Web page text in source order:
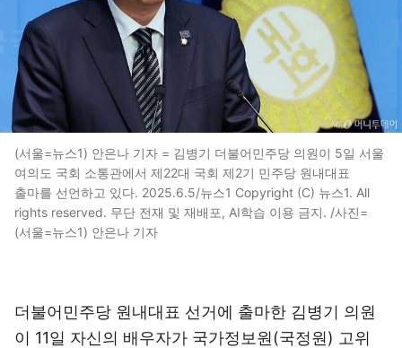
(서울=뉴스1) 안은나 기자 = 김병기 더불어민주당 의원이 5일 서울
여의도 국회 소통관에서 제22대 국회 제2기 민주당 원내대표
출마를 선언하고 있다. 2025.6.5/뉴스1 Copyright (C) 뉴스1. All
rights reserved. 무단 전재 및 재배포, AI학습 이용 금지. /사진=
(서울=뉴스1) 안은나 기자
더불어민주당 원내대표 선거에 출마한 김병기 의원
이 11일 자신의 배우자가 국가정보원(국정원) 고위